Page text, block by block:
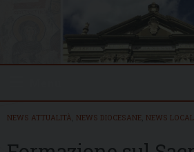
NEWS ATTUALITÀ NEWS DIOCESANE NEWS